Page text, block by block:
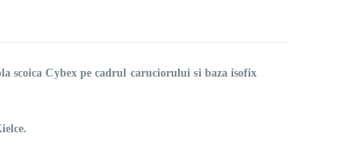
scoica Cybex pe cadrul caruciorului si baza isofix